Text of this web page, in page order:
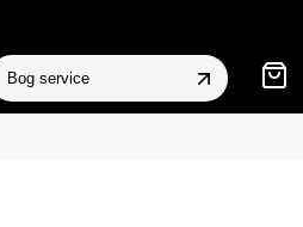
Bog service